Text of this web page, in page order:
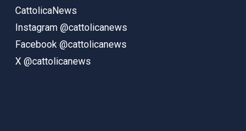
CattolicaNews
Instagram @cattolicanews
Facebook @cattolicanews
X @cattolicanews